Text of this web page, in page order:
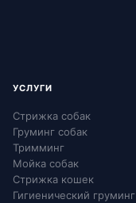
УСЛУГИ
Стрижка собак
Груминг собак
Тримминг
Мойка собак
Стрижка кошек
Гигиенический груминг